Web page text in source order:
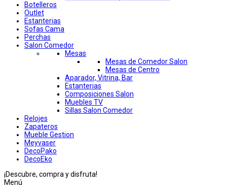
Botelleros
Outlet
Estanterias
Sofas Cama
Perchas
Salon Comedor
Mesas
Mesas de Comedor Salon
Mesas de Centro
Aparador, Vitrina, Bar
Estanterias
Composiciones Salon
Muebles TV
Sillas Salon Comedor
Relojes
Zapateros
Mueble Gestion
Meyvaser
DecoPako
DecoEko
¡Descubre, compra y disfruta!
Menú